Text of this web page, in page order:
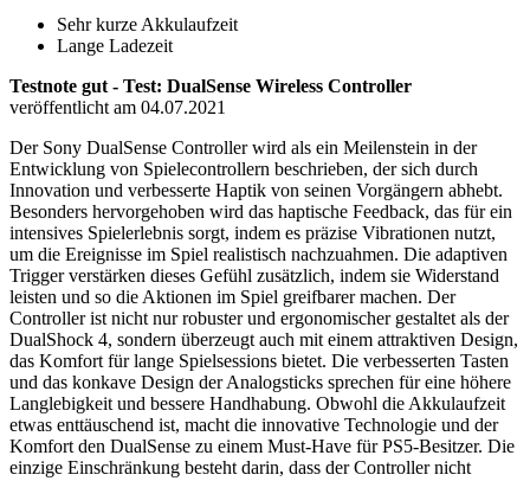
Sehr kurze Akkulaufzeit
Lange Ladezeit
Testnote gut - Test: DualSense Wireless Controller
veröffentlicht am 04.07.2021
Der Sony DualSense Controller wird als ein Meilenstein in der
Entwicklung von Spielecontrollern beschrieben, der sich durch
Innovation und verbesserte Haptik von seinen Vorgängern abhebt.
Besonders hervorgehoben wird das haptische Feedback, das für ein
intensives Spielerlebnis sorgt, indem es präzise Vibrationen nutzt,
um die Ereignisse im Spiel realistisch nachzuahmen. Die adaptiven
Trigger verstärken dieses Gefühl zusätzlich, indem sie Widerstand
leisten und so die Aktionen im Spiel greifbarer machen. Der
Controller ist nicht nur robuster und ergonomischer gestaltet als der
DualShock 4, sondern überzeugt auch mit einem attraktiven Design,
das Komfort für lange Spielsessions bietet. Die verbesserten Tasten
und das konkave Design der Analogsticks sprechen für eine höhere
Langlebigkeit und bessere Handhabung. Obwohl die Akkulaufzeit
etwas enttäuschend ist, macht die innovative Technologie und der
Komfort den DualSense zu einem Must-Have für PS5-Besitzer. Die
einzige Einschränkung besteht darin, dass der Controller nicht